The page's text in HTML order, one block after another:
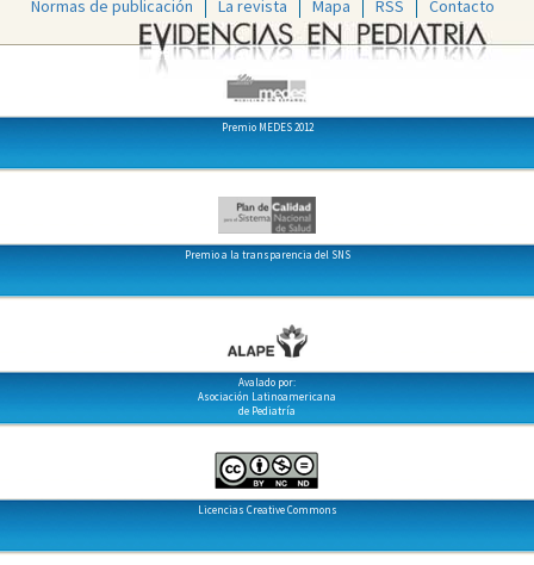
Normas de publicación
La revista Mapa RSS Contacto
Premio MEDES 2012
Premio a la transparencia del SNS
Avalado por:
Asociación Latinoamericana
de Pediatría
Licencias Creative Commons